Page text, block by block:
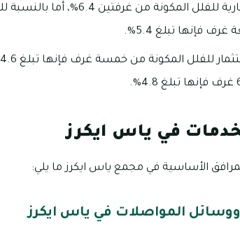
فإنها تبلغ 5.4%.
في ياس ايكرز
الأساسية في مجمع ياس ايكرز ما يلي:
المواصلات في ياس ايكرز